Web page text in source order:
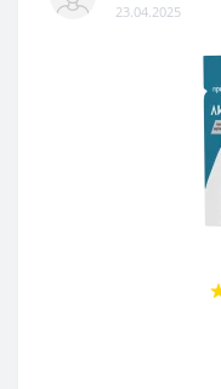
23.04.2025